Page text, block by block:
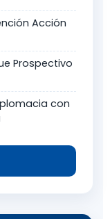
Acción
Prospectivo
con